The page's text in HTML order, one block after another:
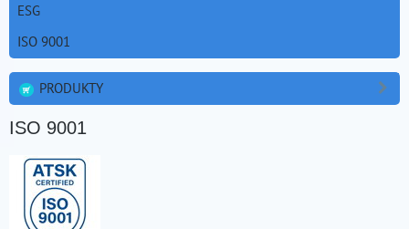
ESG
ISO 9001
PRODUKTY
ISO 9001